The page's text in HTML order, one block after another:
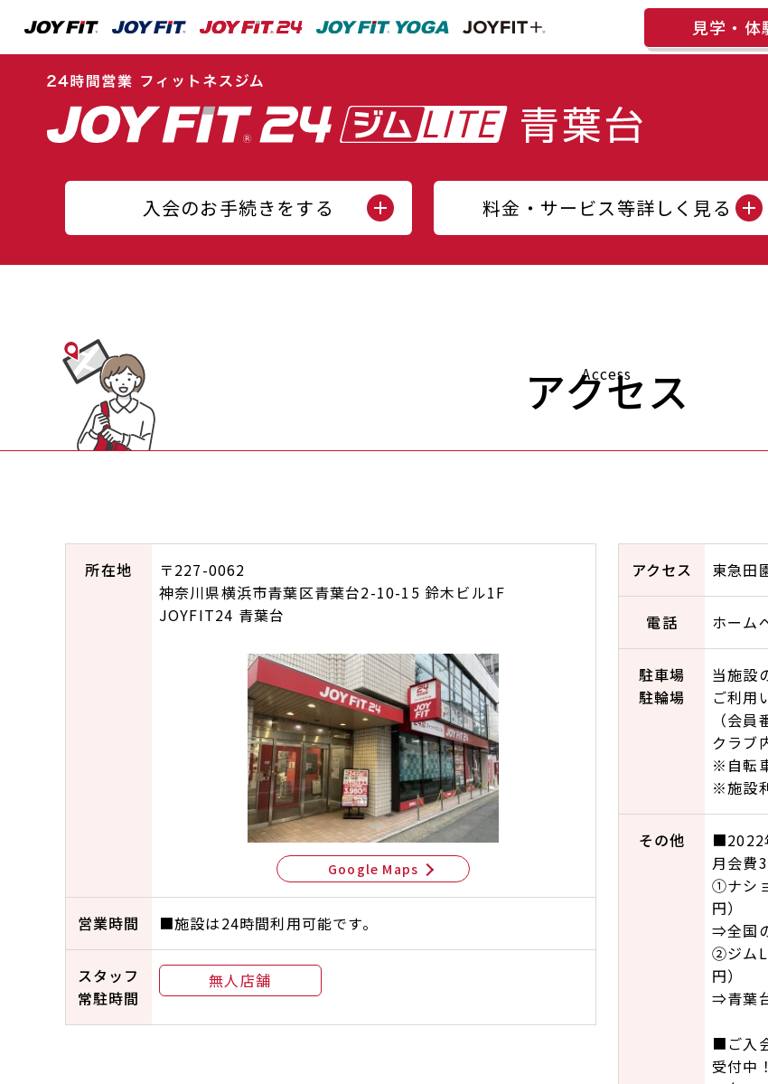
見学・体
入会のお手続きをする 料金・サービス等詳しく見る
Access
アクセス
所在地
〒227-0062
神奈川県横浜市青葉区青葉台2-10-15 鈴木ビル1F
JOYFIT24 青葉台
Google Maps
営業時間 ■施設は24時間利用可能です。
スタッフ
常駐時間
無人店舗
アクセス 東急田
電話 ホーム
駐車場
駐輪場
当施設
ご利用
（会員
クラブ
※自転
※施設
その他
■2022
月会費
①ナシ
円）
⇒全国
②ジム
円）
⇒青葉
■ご入
受付中！